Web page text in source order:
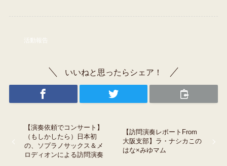
活動報告
いいねと思ったらシェア！
【演奏依頼でコンサート】
（もしかしたら）日本初
の、ソプラノサックス＆メ
ロディオンによる訪問演奏
【訪問演奏レポートFrom
大阪支部】ラ・ナシカこの
はな×みゆマム